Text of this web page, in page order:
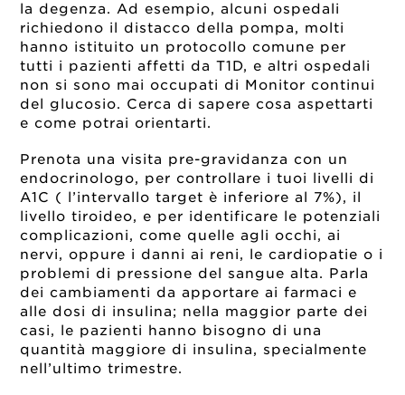
la degenza. Ad esempio, alcuni ospedali
richiedono il distacco della pompa, molti
hanno istituito un protocollo comune per
tutti i pazienti affetti da T1D, e altri ospedali
non si sono mai occupati di Monitor continui
del glucosio. Cerca di sapere cosa aspettarti
e come potrai orientarti.
Prenota una visita pre-gravidanza con un
endocrinologo, per controllare i tuoi livelli di
A1C ( l’intervallo target è inferiore al 7%), il
livello tiroideo, e per identificare le potenziali
complicazioni, come quelle agli occhi, ai
nervi, oppure i danni ai reni, le cardiopatie o i
problemi di pressione del sangue alta. Parla
dei cambiamenti da apportare ai farmaci e
alle dosi di insulina; nella maggior parte dei
casi, le pazienti hanno bisogno di una
quantità maggiore di insulina, specialmente
nell’ultimo trimestre.